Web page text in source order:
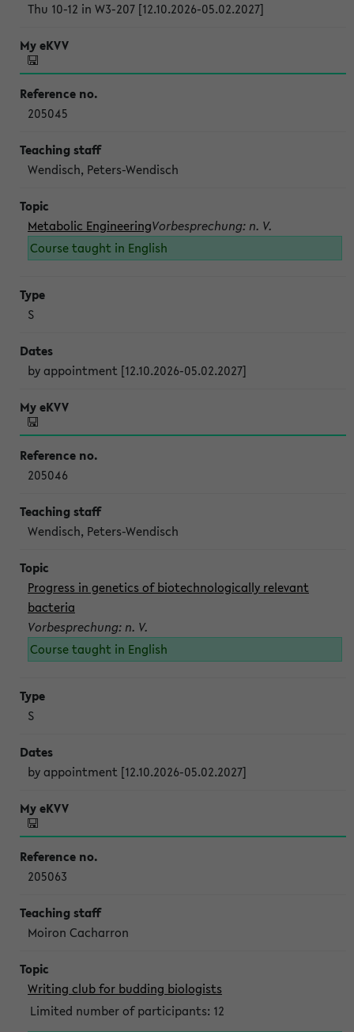
Thu 10-12 in W3-207 [12.10.2026-05.02.2027]
205045
Wendisch, Peters-Wendisch
Metabolic EngineeringVorbesprechung: n. V.
Course taught in English
S
by appointment [12.10.2026-05.02.2027]
205046
Wendisch, Peters-Wendisch
Progress in genetics of biotechnologically relevant
bacteria
Vorbesprechung: n. V.
Course taught in English
S
by appointment [12.10.2026-05.02.2027]
205063
Moiron Cacharron
Writing club for budding biologists
Limited number of participants: 12